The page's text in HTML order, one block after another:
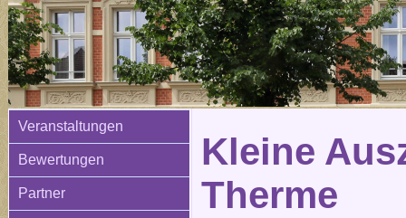
Veranstaltungen
Bewertungen
Partner
Kleine
Therme